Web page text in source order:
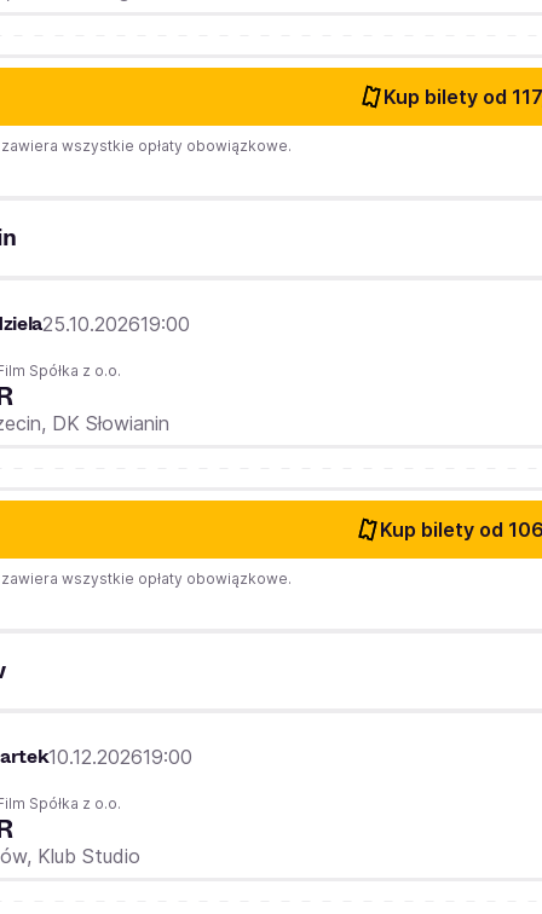
Kup bilety od
wszystkie opłaty obowiązkowe.
25.10.202619:00
Spółka z o.o.
DK Słowianin
Kup bilety od
wszystkie opłaty obowiązkowe.
10.12.202619:00
Spółka z o.o.
Klub Studio